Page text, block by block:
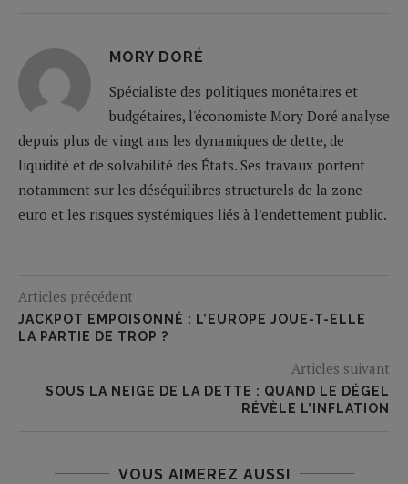
MORY DORÉ
Spécialiste des politiques monétaires et
budgétaires, l'économiste Mory Doré analyse
depuis plus de vingt ans les dynamiques de dette, de
liquidité et de solvabilité des États. Ses travaux portent
notamment sur les déséquilibres structurels de la zone
euro et les risques systémiques liés à l’endettement public.
Articles précédent
JACKPOT EMPOISONNÉ : L’EUROPE JOUE-T-ELLE
LA PARTIE DE TROP ?
Articles suivant
SOUS LA NEIGE DE LA DETTE : QUAND LE DÉGEL
RÉVÈLE L’INFLATION
VOUS AIMEREZ AUSSI